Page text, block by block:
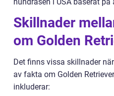
hundrasen i USA baserat
Skillnader
om Golden
Det finns vissa skillnader
av fakta om Golden
inkluderar: